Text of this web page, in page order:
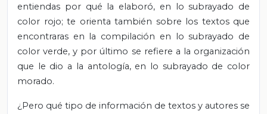
entiendas por qué la elaboró, en lo subrayado de
color rojo; te orienta también sobre los textos que
encontraras en la compilación en lo subrayado de
color verde, y por último se refiere a la organización
que le dio a la antología, en lo subrayado de color
morado.
¿Pero qué tipo de información de textos y autores se